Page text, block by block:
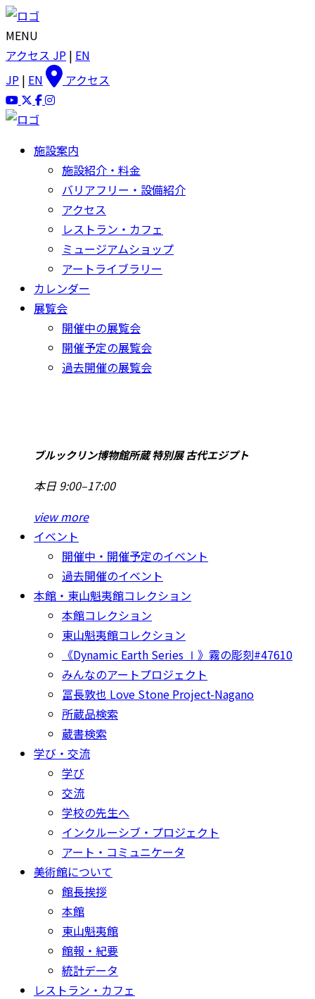
MENU
アクセス JP | EN
JP | EN アクセス
施設案内
施設紹介・料金
バリアフリー・設備紹介
アクセス
レストラン・カフェ
ミュージアムショップ
アートライブラリー
カレンダー
展覧会
開催中の展覧会
開催予定の展覧会
過去開催の展覧会
ブルックリン博物館所蔵 特別展 古代エジプト
本日 9:00–17:00
view more
イベント
開催中・開催予定のイベント
過去開催のイベント
本館・東山魁夷館コレクション
本館コレクション
東山魁夷館コレクション
《Dynamic Earth Series Ⅰ》霧の彫刻#47610
みんなのアートプロジェクト
冨長敦也 Love Stone Project-Nagano
所蔵品検索
蔵書検索
学び・交流
学び
交流
学校の先生へ
インクルーシブ・プロジェクト
アート・コミュニケータ
美術館について
館長挨拶
本館
東山魁夷館
館報・紀要
統計データ
レストラン・カフェ